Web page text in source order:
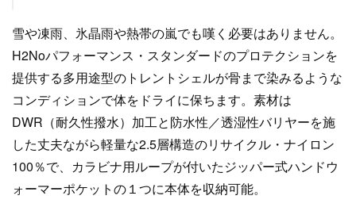
雪や凍雨、氷晶雨や熱帯の嵐でも嘆く必要はありません。
H2Noパフォーマンス・スタンダードのプロテクションを
提供する多用途型のトレントシェルが骨まで染みるような
コンディションで体をドライに保ちます。素材は
DWR（耐久性撥水）加工と防水性／透湿性バリヤーを施
した丈夫ながら軽量な2.5層構造のリサイクル・ナイロン
100％で、カラビナ用ループが付いたジッパー式ハンドウ
ォーマーポケットの１つに本体を収納可能。